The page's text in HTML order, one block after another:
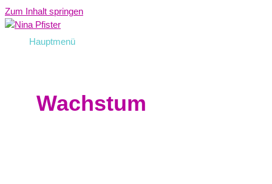
Zum Inhalt springen
Hauptmenü
Wachstum